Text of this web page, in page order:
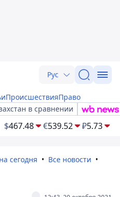
Рус
ПроисшествияПраво
в сравнении
$467.48 €539.52 ₽5.73
сегодня
Все новости